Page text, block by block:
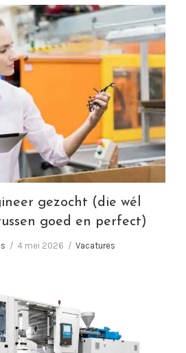
gezocht (die wél verschil
goed en perfect)
gezocht (die wél
goed en perfect)
4 mei 2026 Vacatures